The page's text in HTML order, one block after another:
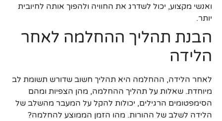
ואנשי מקצוע, יכול לשדרג את החוויה ולהפוך אותה לחיובית
יותר.
הבנת תהליך ההחלמה לאחר
הלידה
לאחר הלידה, ההחלמה היא תהליך חשוב שדורש תשומת לב
מיוחדת. שאלות על תהליך ההחלמה, מהן הצפיות ומהם
הסימפטומים הרגילים, יכולות להקל על המעבר מהשלב של
הלידה לשלב של ההורות. מהו הזמן הממוצע להחלמה?